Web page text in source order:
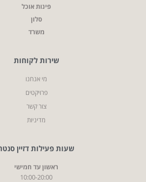
פינות אוכל
סלון
משרד
שירות לקוחות
מי אנחנו
פרויקטים
צור קשר
מדיניות
שעות פעילות דזיין סנטר
ראשון עד חמישי
10:00-20:00